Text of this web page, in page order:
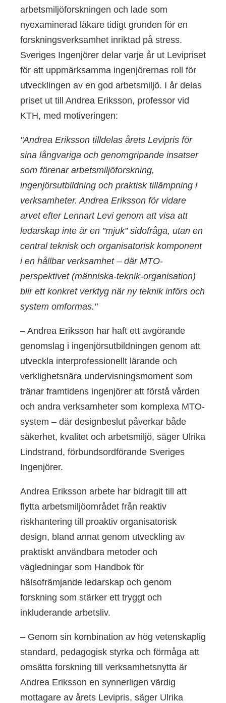
arbetsmiljöforskningen och lade som
nyexaminerad läkare tidigt grunden för en
forskningsverksamhet inriktad på stress.
Sveriges Ingenjörer delar varje år ut Levipriset
för att uppmärksamma ingenjörernas roll för
utvecklingen av en god arbetsmiljö. I år delas
priset ut till Andrea Eriksson, professor vid
KTH, med motiveringen:
"Andrea Eriksson tilldelas årets Levipris för
sina långvariga och genomgripande insatser
som förenar arbetsmiljöforskning,
ingenjörsutbildning och praktisk tillämpning i
verksamheter. Andrea Eriksson för vidare
arvet efter Lennart Levi genom att visa att
ledarskap inte är en ”mjuk” sidofråga, utan en
central teknisk och organisatorisk komponent
i en hållbar verksamhet – där MTO-
perspektivet (människa-teknik-organisation)
blir ett konkret verktyg när ny teknik införs och
system omformas."
– Andrea Eriksson har haft ett avgörande
genomslag i ingenjörsutbildningen genom att
utveckla interprofessionellt lärande och
verklighetsnära undervisningsmoment som
tränar framtidens ingenjörer att förstå vården
och andra verksamheter som komplexa MTO-
system – där designbeslut påverkar både
säkerhet, kvalitet och arbetsmiljö, säger Ulrika
Lindstrand, förbundsordförande Sveriges
Ingenjörer.
Andrea Eriksson arbete har bidragit till att
flytta arbetsmiljöområdet från reaktiv
riskhantering till proaktiv organisatorisk
design, bland annat genom utveckling av
praktiskt användbara metoder och
vägledningar som Handbok för
hälsofrämjande ledarskap och genom
forskning som stärker ett tryggt och
inkluderande arbetsliv.
– Genom sin kombination av hög vetenskaplig
standard, pedagogisk styrka och förmåga att
omsätta forskning till verksamhetsnytta är
Andrea Eriksson en synnerligen värdig
mottagare av årets Levipris, säger Ulrika